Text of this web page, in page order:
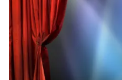
423 laatste 30 minuten
BESTEL NU